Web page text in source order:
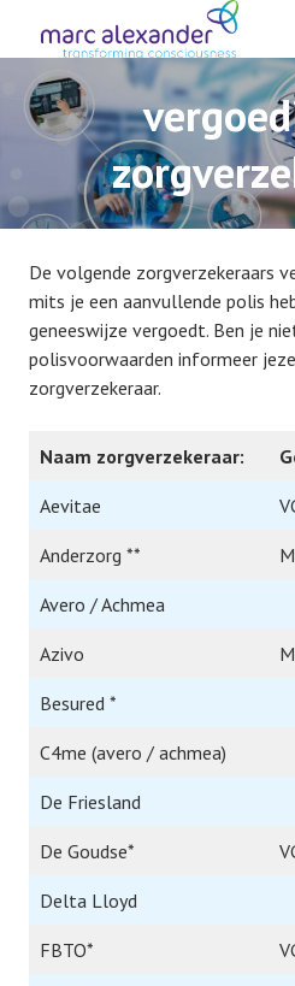
De volgende zorgverzekeraars
mits je een aanvullende polis
geneeswijze vergoedt. Ben je
polisvoorwaarden informeer
zorgverzekeraar.
Naam zorgverzekeraar:
Aevitae
Anderzorg **
Avero / Achmea
Azivo
Besured *
C4me (avero / achmea)
De Friesland
De Goudse*
Delta Lloyd
FBTO*